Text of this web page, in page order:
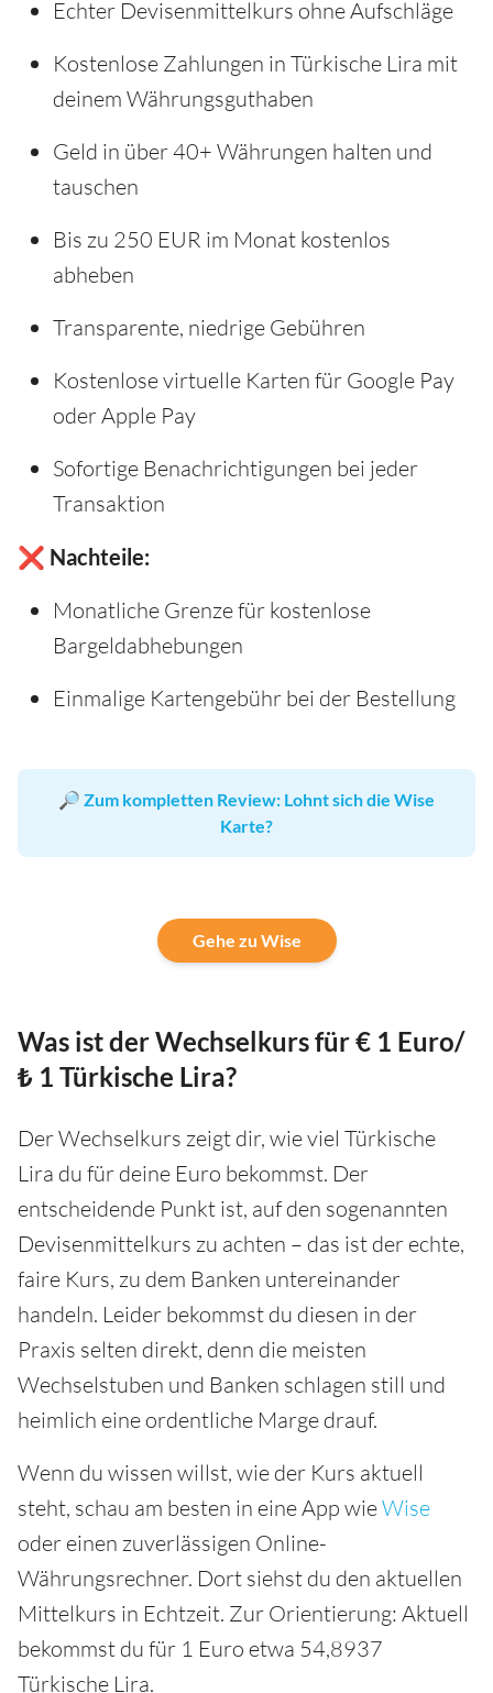
Echter Devisenmittelkurs ohne Aufschläge
Kostenlose Zahlungen in Türkische Lira mit
deinem Währungsguthaben
Geld in über 40+ Währungen halten und
tauschen
Bis zu 250 EUR im Monat kostenlos
abheben
Transparente, niedrige Gebühren
Kostenlose virtuelle Karten für Google Pay
oder Apple Pay
Sofortige Benachrichtigungen bei jeder
Transaktion
❌ Nachteile:
Monatliche Grenze für kostenlose
Bargeldabhebungen
Einmalige Kartengebühr bei der Bestellung
🔎 Zum kompletten Review: Lohnt sich die Wise
Karte?
Gehe zu Wise
Was ist der Wechselkurs für € 1 Euro/
₺ 1 Türkische Lira?
Der Wechselkurs zeigt dir, wie viel Türkische
Lira du für deine Euro bekommst. Der
entscheidende Punkt ist, auf den sogenannten
Devisenmittelkurs zu achten – das ist der echte,
faire Kurs, zu dem Banken untereinander
handeln. Leider bekommst du diesen in der
Praxis selten direkt, denn die meisten
Wechselstuben und Banken schlagen still und
heimlich eine ordentliche Marge drauf.
Wenn du wissen willst, wie der Kurs aktuell
steht, schau am besten in eine App wieWise
oder einen zuverlässigen Online-
Währungsrechner. Dort siehst du den aktuellen
Mittelkurs in Echtzeit. Zur Orientierung: Aktuell
bekommst du für 1 Euro etwa 54,8937
Türkische Lira.